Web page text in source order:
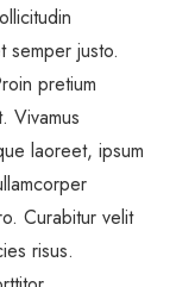
semper justo.
pretium
Vivamus
laoreet, ipsum
Curabitur velit
risus.